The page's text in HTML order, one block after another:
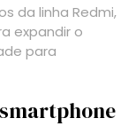
da linha Redmi,
expandir o
para